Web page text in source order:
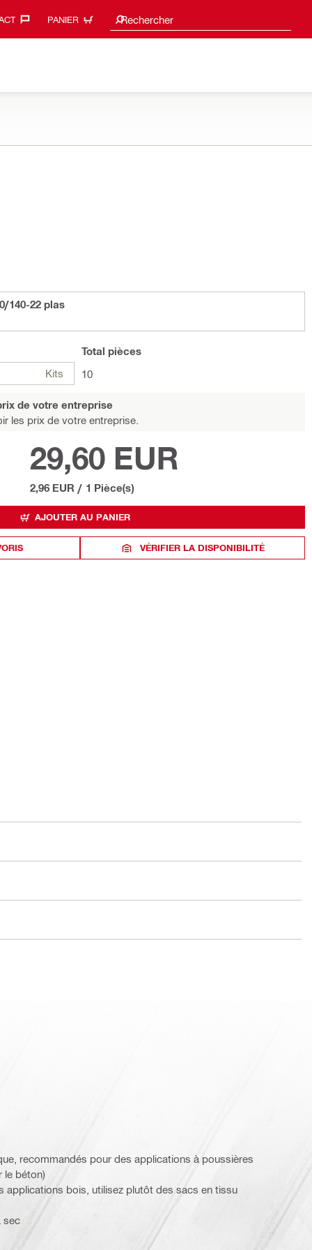
PANIER Rechercher
Search suggestions
140-22 plas
Kits
Total pièces
10
de votre entreprise
les prix de votre entreprise.
29,60 EUR
2,96 EUR / 1 Pièce(s)
AJOUTER AU PANIER
VÉRIFIER LA DISPONIBILITÉ
recommandés pour des applications à poussières
le béton)
applications bois, utilisez plutôt des sacs en tissu
sec